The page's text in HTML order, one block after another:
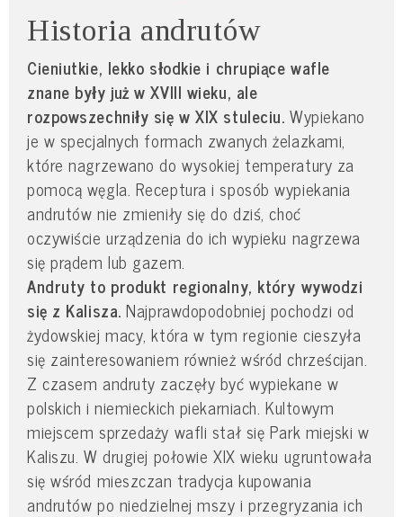
Historia andrutów
Cieniutkie, lekko słodkie i chrupiące wafle
znane były już w XVIII wieku, ale
rozpowszechniły się w XIX stuleciu. Wypiekano
je w specjalnych formach zwanych żelazkami,
które nagrzewano do wysokiej temperatury za
pomocą węgla. Receptura i sposób wypiekania
andrutów nie zmieniły się do dziś, choć
oczywiście urządzenia do ich wypieku nagrzewa
się prądem lub gazem.
Andruty to produkt regionalny, który wywodzi
się z Kalisza. Najprawdopodobniej pochodzi od
żydowskiej macy, która w tym regionie cieszyła
się zainteresowaniem również wśród chrześcijan.
Z czasem andruty zaczęły być wypiekane w
polskich i niemieckich piekarniach. Kultowym
miejscem sprzedaży wafli stał się Park miejski w
Kaliszu. W drugiej połowie XIX wieku ugruntowała
się wśród mieszczan tradycja kupowania
andrutów po niedzielnej mszy i przegryzania ich